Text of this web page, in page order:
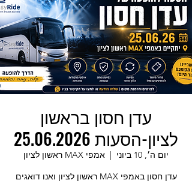
עדן חסון בראשון
לציון-הסעות 25.06.2026
יום ה׳, 10 ביוני
  |
אמפי MAX ראשון לציון
עדן חסון באמפי MAX ראשון לציון ואנו דואגים